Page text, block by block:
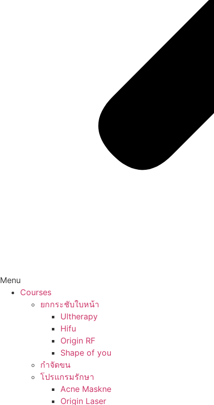
Menu
Courses
ยกกระชับใบหน้า
Ultherapy
Hifu
Origin RF
Shape of you
กำจัดขน
โปรแกรมรักษา
Acne Maskne
Origin Laser